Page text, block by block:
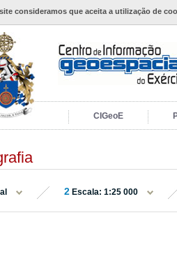
consideramos que aceita a utilização de
CIGeoE
2 Escala: 1:25 000